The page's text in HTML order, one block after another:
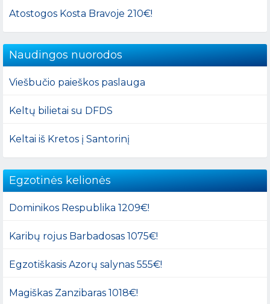
Atostogos Kosta Bravoje 210€!
Naudingos nuorodos
Viešbučio paieškos paslauga
Keltų bilietai su DFDS
Keltai iš Kretos į Santorinį
Egzotinės kelionės
Dominikos Respublika 1209€!
Karibų rojus Barbadosas 1075€!
Egzotiškasis Azorų salynas 555€!
Magiškas Zanzibaras 1018€!